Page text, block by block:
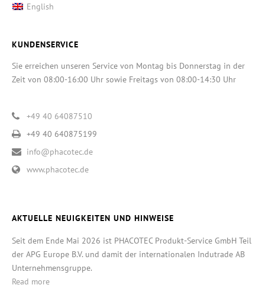
English
KUNDENSERVICE
Sie erreichen unseren Service von Montag bis Donnerstag in der
Zeit von 08:00-16:00 Uhr sowie Freitags von 08:00-14:30 Uhr
+49 40 64087510
+49 40 640875199
info@phacotec.de
www.phacotec.de
AKTUELLE NEUIGKEITEN UND HINWEISE
Seit dem Ende Mai 2026 ist PHACOTEC Produkt-Service GmbH Teil
der APG Europe B.V. und damit der internationalen Indutrade AB
Unternehmensgruppe.
Read more